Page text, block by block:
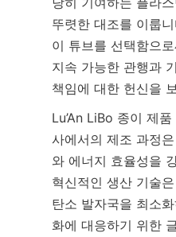
뚜렷한 대조를 이룹
이 튜브를 선택함으
지속 가능한 관행과
책임에 대한 헌신을
Lu’An LiBo 종이 제
사에서의 제조 과정
와 에너지 효율성을
혁신적인 생산 기술
탄소 발자국을 최소
화에 대응하기 위한